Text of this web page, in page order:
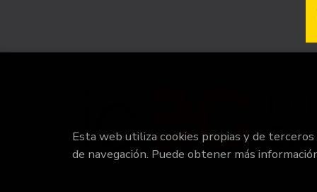
Esta web utiliza cookies propias y de
de navegación. Puede obtener más